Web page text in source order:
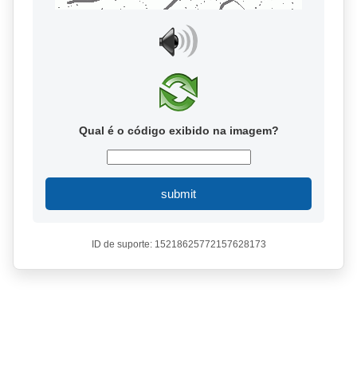
Qual é o código exibido na imagem?
submit
ID de suporte: 15218625772157628173